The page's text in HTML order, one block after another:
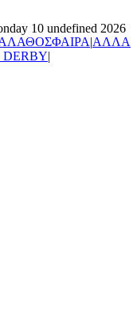
10 undefined 2026
|ΑΛΛΑ
DERBY|